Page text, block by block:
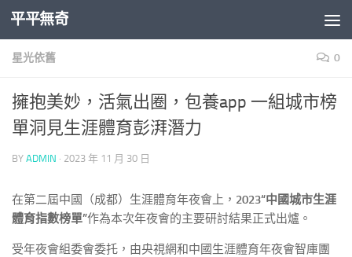
Skip to content
平平無奇
星光依舊 0
擁抱美妙，活氣出圈，包養app 一組城市榜
單洞見生涯體育彭湃潛力
BY ADMIN · 2023 年 11 月 30 日
在第二屆中國（成都）生涯體育年夜會上， 2023“中國城市生涯
體育指數榜單”作為本次年夜會的主要研討結果正式出爐。
受年夜會組委會委托，由央視網和中國生涯體育年夜會智庫團